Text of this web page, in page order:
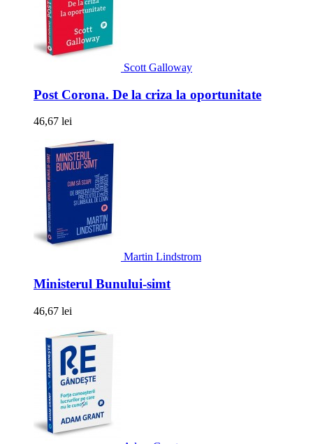
Scott Galloway
Post Corona. De la criza la oportunitate
46,67 lei
Martin Lindstrom
Ministerul Bunului-simt
46,67 lei